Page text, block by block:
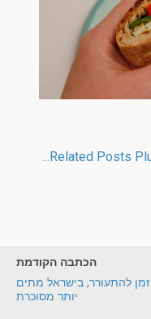
הכתבה הקודמת
זמן להתעורר, בישראל מתים
יותר מסוכרת